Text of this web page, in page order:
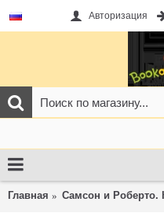
Авторизация
Главная Самсон и Роберто.